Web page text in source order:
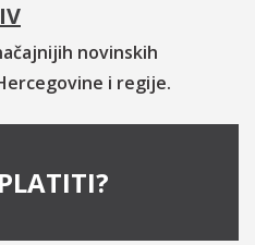
novinskih
i regije.